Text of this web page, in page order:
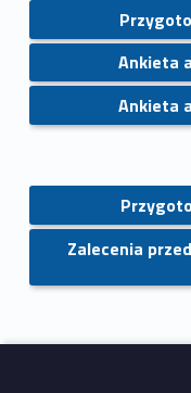
Ankieta
Ankieta
Zalecenia
Skip back to main navigation